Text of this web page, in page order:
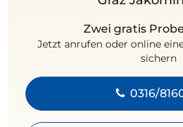
Zwei gratis
Jetzt anrufen oder online
sichern
0316/